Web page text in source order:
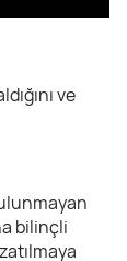
ve
bilinçli